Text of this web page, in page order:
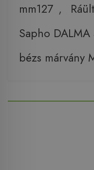
mm127 ,
Sapho
bézs márvány